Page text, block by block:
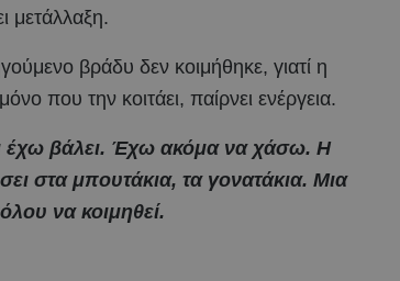
μετάλλαξη.
βράδυ δεν κοιμήθηκε, γιατί η
που την κοιτάει, παίρνει ενέργεια.
έχω βάλει. Έχω ακόμα να χάσω. Η
στα μπουτάκια, τα γονατάκια. Μια
να κοιμηθεί.